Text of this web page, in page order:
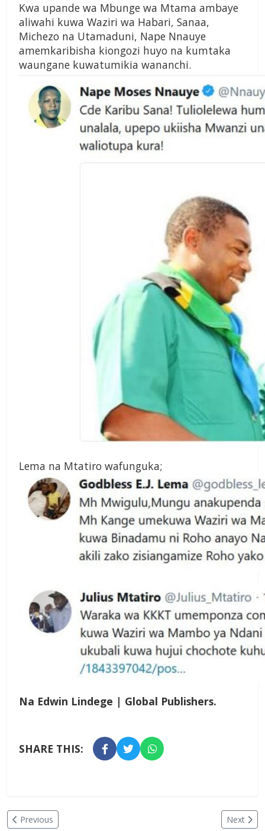
Kwa upande wa Mbunge wa Mtama ambaye
aliwahi kuwa Waziri wa Habari, Sanaa,
Michezo na Utamaduni, Nape Nnauye
amemkaribisha kiongozi huyo na kumtaka
waungane kuwatumikia wananchi.
Lema na Mtatiro wafunguka;
Na Edwin Lindege | Global Publishers.
SHARE THIS:
Previous Next